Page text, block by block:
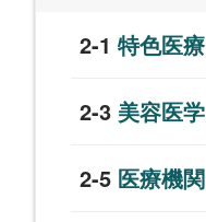
特色医療
美容医学
医療機関